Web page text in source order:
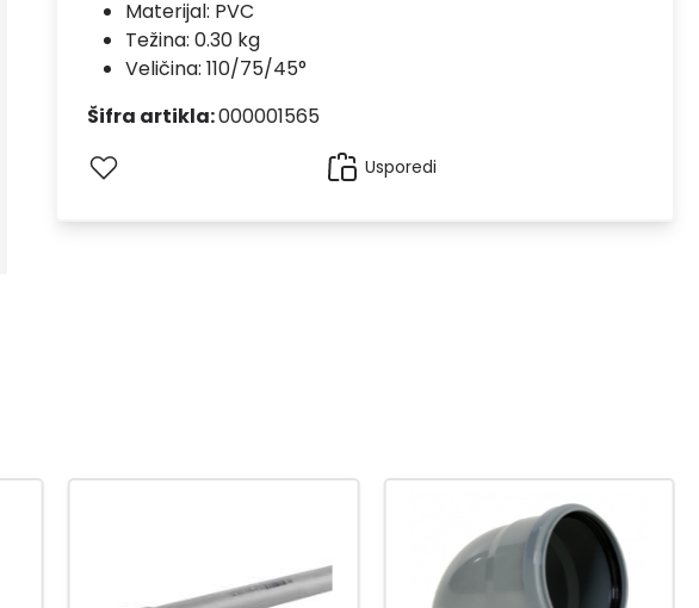
Materijal: PVC
Težina: 0.30 kg
Veličina: 110/75/45°
Šifra artikla:000001565
Usporedi